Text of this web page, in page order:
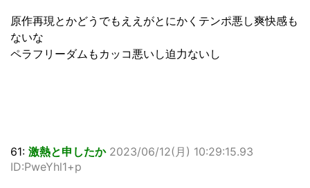
原作再現とかどうでもええがとにかくテンポ悪し爽快感も
ないな
ペラフリーダムもカッコ悪いし迫力ないし
61: 激熱と申したか 2023/06/12(月) 10:29:15.93
ID:PweYhl1+p